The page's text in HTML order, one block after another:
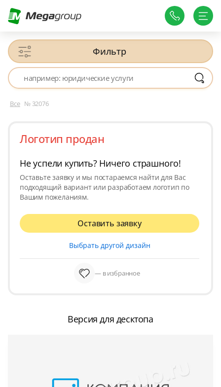
Фильтр
Все № 32076
Логотип продан
Не успели купить? Ничего страшного!
Оставьте заявку и мы постараемся найти для Вас
подходящий вариант или разработаем логотип по
Вашим пожеланиям.
Оставить заявку
Выбрать другой дизайн
— в избранное
Версия для десктопа